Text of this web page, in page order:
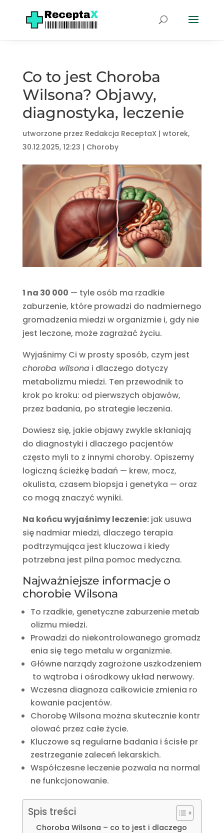
Co to jest Choroba
Wilsona? Objawy,
diagnostyka, leczenie
utworzone przez Redakcja ReceptaX| wtorek,
30.12.2025, 12:23 | Choroby
1 na 30 000 — tyle osób ma rzadkie
zaburzenie, które prowadzi do nadmiernego
gromadzenia miedzi w organizmie i, gdy nie
jest leczone, może zagrażać życiu.
Wyjaśnimy Ci w prosty sposób, czym jest
choroba wilsonai dlaczego dotyczy
metabolizmu miedzi. Ten przewodnik to
krok po kroku: od pierwszych objawów,
przez badania, po strategie leczenia.
Dowiesz się, jakie objawy zwykle skłaniają
do diagnostyki i dlaczego pacjentów
często myli to z innymi choroby. Opiszemy
logiczną ścieżkę badań — krew, mocz,
okulista, czasem biopsja i genetyka — oraz
co mogą znaczyć wyniki.
Na końcu wyjaśnimy leczenie:jak usuwa
się nadmiar miedzi, dlaczego terapia
podtrzymująca jest kluczowa i kiedy
potrzebna jest pilna pomoc medyczna.
Najważniejsze informacje o
chorobie Wilsona
To rzadkie, genetyczne zaburzenie metab
olizmu miedzi.
Prowadzi do niekontrolowanego gromadz
enia się tego metalu w organizmie.
Główne narządy zagrożone uszkodzeniem
to wątroba i ośrodkowy układ nerwowy.
Wczesna diagnoza całkowicie zmienia ro
kowanie pacjentów.
Chorobę Wilsona można skutecznie kontr
olować przez całe życie.
Kluczowe są regularne badania i ścisłe pr
zestrzeganie zaleceń lekarskich.
Współczesne leczenie pozwala na normal
ne funkcjonowanie.
Spis treści
Choroba Wilsona – co to jest i dlaczego